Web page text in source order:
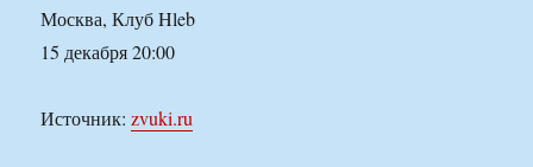
Москва, Клуб Hleb
15 декабря 20:00
Источник:zvuki.ru